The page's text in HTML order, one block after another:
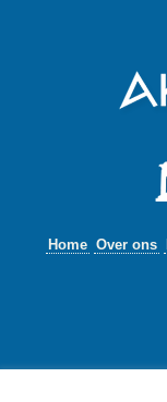
Home Over ons